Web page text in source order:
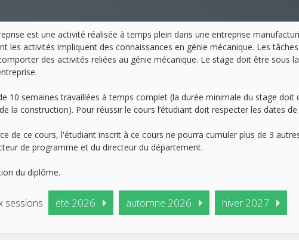
est une activité réalisée à temps plein dans une entreprise
les activités impliquent des connaissances en génie mécanique. Les
des activités reliées au génie mécanique. Le stage doit être sous
10 semaines travaillées à temps complet (la durée minimale du stage
la construction). Pour réussir le cours l’étudiant doit respecter les dates de
de ce cours, l'étudiant inscrit à ce cours ne pourra cumuler plus de 3
de programme et du directeur du département.
du diplôme.
sessions été 2026 automne 2026 hiver 2027